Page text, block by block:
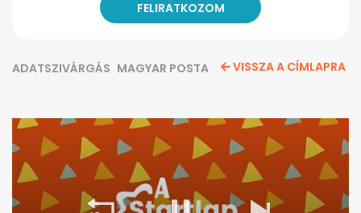
ADATSZIVÁRGÁS MAGYAR POSTA VISSZA A CÍMLAPRA